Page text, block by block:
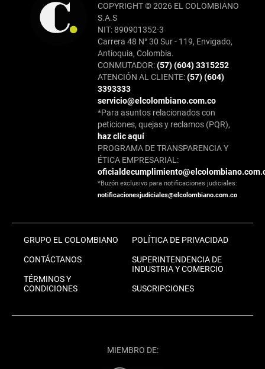
COPYRIGHT © 2026 EL COLOMBIANO
S.A.S
NIT: 890901352-3
Carrera 48 N° 30 Sur - 119, Envigado,
Antioquia, Colombia.
CONMUTADOR:(57) (604) 3315252
ATENCIÓN AL CLIENTE:(57) (604)
3393333
servicio@elcolombiano.com.co
*Para asuntos relacionados con
peticiones, quejas y reclamos (PQR),
haz clic aquí
PROGRAMA DE TRANSPARENCIA Y
ÉTICA EMPRESARIAL:
*Buzón exclusivo para notificaciones judiciales:
notificacionesjudiciales@elcolombiano.com.co
GRUPO EL COLOMBIANO
CONTÁCTANOS
TÉRMINOS Y
CONDICIONES
POLÍTICA DE PRIVACIDAD
SUPERINTENDENCIA DE
INDUSTRIA Y COMERCIO
SUSCRIPCIONES
MIEMBRO DE: